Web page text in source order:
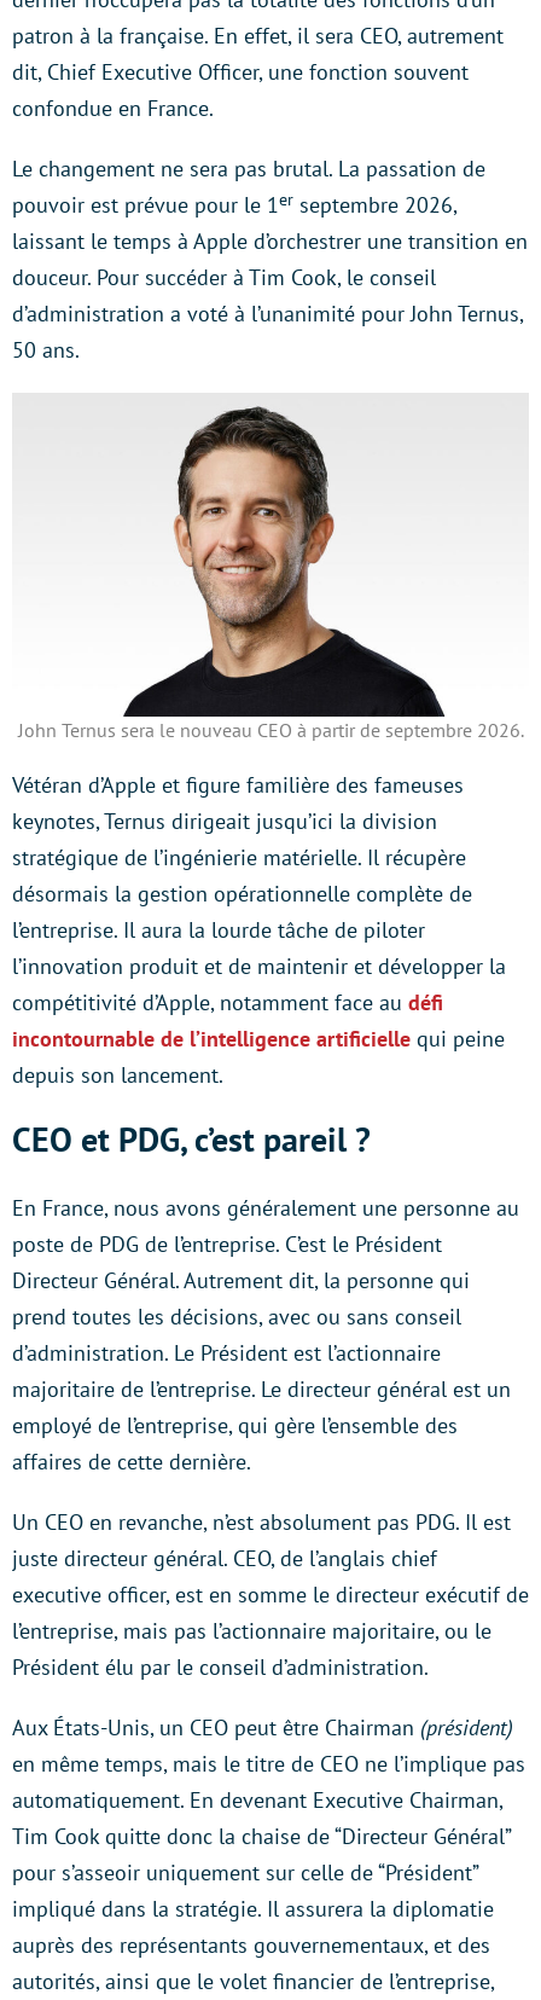
patron à la française. En effet, il sera CEO, autrement
dit, Chief Executive Officer, une fonction souvent
confondue en France.
Le changement ne sera pas brutal. La passation de
pouvoir est prévue pour le 1er septembre 2026,
laissant le temps à Apple d’orchestrer une transition en
douceur. Pour succéder à Tim Cook, le conseil
d’administration a voté à l’unanimité pour John Ternus,
50 ans.
John Ternus sera le nouveau CEO à partir de septembre 2026.
Vétéran d’Apple et figure familière des fameuses
keynotes, Ternus dirigeait jusqu’ici la division
stratégique de l’ingénierie matérielle. Il récupère
désormais la gestion opérationnelle complète de
l’entreprise. Il aura la lourde tâche de piloter
l’innovation produit et de maintenir et développer la
compétitivité d’Apple, notamment face au défi
incontournable de l’intelligence artificielle qui peine
depuis son lancement.
CEO et PDG, c’est pareil ?
En France, nous avons généralement une personne au
poste de PDG de l’entreprise. C’est le Président
Directeur Général. Autrement dit, la personne qui
prend toutes les décisions, avec ou sans conseil
d’administration. Le Président est l’actionnaire
majoritaire de l’entreprise. Le directeur général est un
employé de l’entreprise, qui gère l’ensemble des
affaires de cette dernière.
Un CEO en revanche, n’est absolument pas PDG. Il est
juste directeur général. CEO, de l’anglais chief
executive officer, est en somme le directeur exécutif de
l’entreprise, mais pas l’actionnaire majoritaire, ou le
Président élu par le conseil d’administration.
Aux États-Unis, un CEO peut être Chairman (président)
en même temps, mais le titre de CEO ne l’implique pas
automatiquement. En devenant Executive Chairman,
Tim Cook quitte donc la chaise de “Directeur Général”
pour s’asseoir uniquement sur celle de “Président”
impliqué dans la stratégie. Il assurera la diplomatie
auprès des représentants gouvernementaux, et des
autorités, ainsi que le volet financier de l’entreprise,